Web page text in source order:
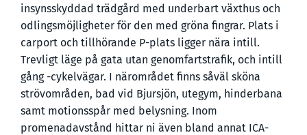
insynsskyddad trädgård med underbart växthus och
odlingsmöjligheter för den med gröna fingrar. Plats i
carport och tillhörande P-plats ligger nära intill.
Trevligt läge på gata utan genomfartstrafik, och intill
gång -cykelvägar. I närområdet finns såväl sköna
strövområden, bad vid Bjursjön, utegym, hinderbana
samt motionsspår med belysning. Inom
promenadavstånd hittar ni även bland annat ICA-